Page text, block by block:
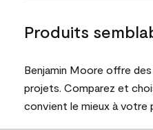
Produits
Benjamin Moore offre
projets. Comparez et
convient le mieux à votre